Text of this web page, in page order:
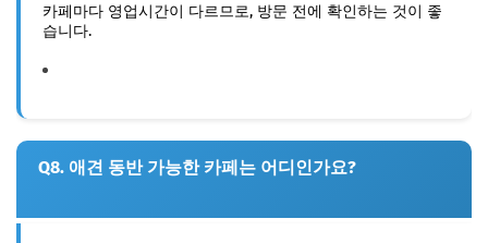
카페마다 영업시간이 다르므로, 방문 전에 확인하는 것이 좋
습니다.
Q8. 애견 동반 가능한 카페는 어디인가요?